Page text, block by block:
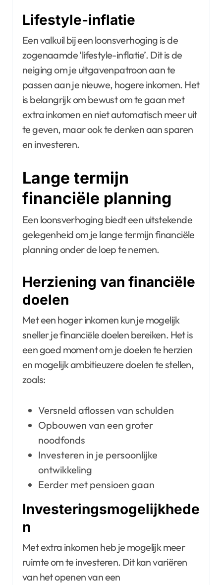
Lifestyle-inflatie
Een valkuil bij een loonsverhoging is de
zogenaamde ‘lifestyle-inflatie’. Dit is de
neiging om je uitgavenpatroon aan te
passen aan je nieuwe, hogere inkomen. Het
is belangrijk om bewust om te gaan met
extra inkomen en niet automatisch meer uit
te geven, maar ook te denken aan sparen
en investeren.
Lange termijn
financiële planning
Een loonsverhoging biedt een uitstekende
gelegenheid om je lange termijn financiële
planning onder de loep te nemen.
Herziening van financiële
doelen
Met een hoger inkomen kun je mogelijk
sneller je financiële doelen bereiken. Het is
een goed moment om je doelen te herzien
en mogelijk ambitieuzere doelen te stellen,
zoals:
Versneld aflossen van schulden
Opbouwen van een groter
noodfonds
Investeren in je persoonlijke
ontwikkeling
Eerder met pensioen gaan
Investeringsmogelijkhede
n
Met extra inkomen heb je mogelijk meer
ruimte om te investeren. Dit kan variëren
van het openen van een